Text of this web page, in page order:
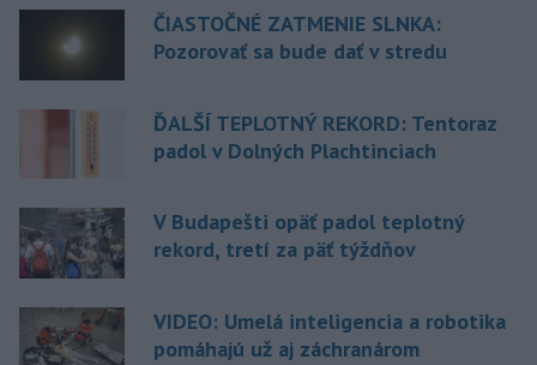
ČIASTOČNÉ ZATMENIE SLNKA:
Pozorovať sa bude dať v stredu
ĎALŠÍ TEPLOTNÝ REKORD: Tentoraz
padol v Dolných Plachtinciach
V Budapešti opäť padol teplotný
rekord, tretí za päť týždňov
VIDEO: Umelá inteligencia a robotika
pomáhajú už aj záchranárom